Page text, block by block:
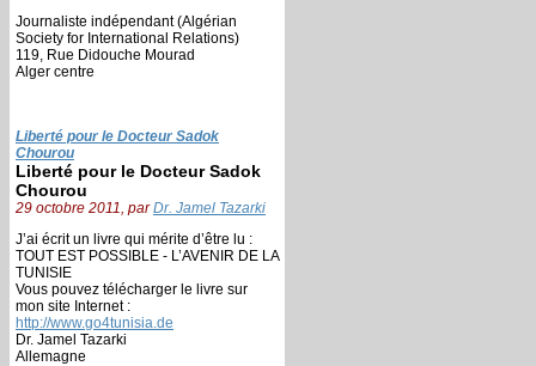
Journaliste indépendant (Algérian
Society for International Relations)
119, Rue Didouche Mourad
Alger centre
Liberté pour le Docteur Sadok
Chourou
Liberté pour le Docteur Sadok
Chourou
29 octobre 2011, parDr. Jamel Tazarki
J’ai écrit un livre qui mérite d’être lu :
TOUT EST POSSIBLE - L’AVENIR DE LA
TUNISIE
Vous pouvez télécharger le livre sur
mon site Internet :
http://www.go4tunisia.de
Dr. Jamel Tazarki
Allemagne